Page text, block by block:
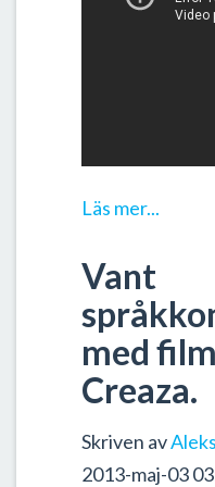
Läs mer...
Vant
med
Creaza.
Skriven av
2013-maj-03